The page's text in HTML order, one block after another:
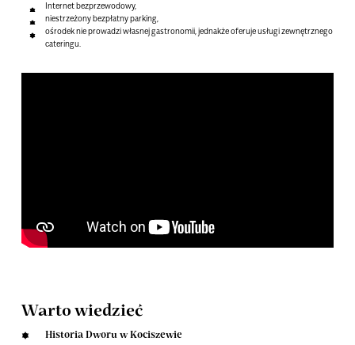
Internet bezprzewodowy,
niestrzeżony bezpłatny parking,
ośrodek nie prowadzi własnej gastronomii, jednakże oferuje usługi zewnętrznego
cateringu.
Warto wiedzieć
Historia Dworu w Kociszewie